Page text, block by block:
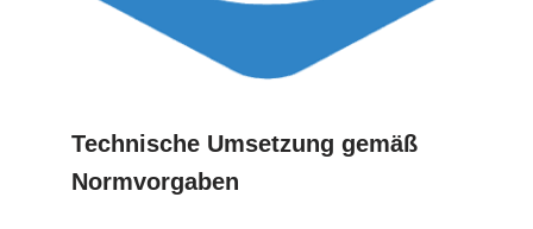
Technische Umsetzung gemäß
Normvorgaben